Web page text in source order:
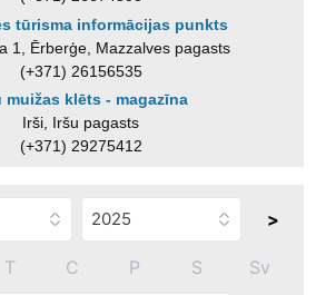
tūrisma informācijas punkts
1, Ērberģe, Mazzalves pagasts
(+371) 26156535
muižas klēts - magazīna
Irši, Iršu pagasts
(+371) 29275412
>
T C P S Sv